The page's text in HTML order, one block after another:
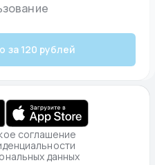
за 120 рублей
соглашение
данных